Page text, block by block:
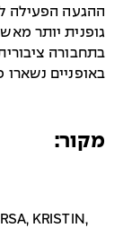
ההגעה הפעילה
גופנית יותר
בתחבורה
באופניים נשארו
מקור:
KRISTIN,